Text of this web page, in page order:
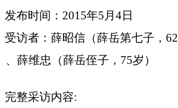
发布时间： 2015年5月4日
受访者：薛昭信（薛岳第七子，
、薛维忠（薛岳侄子，75岁）
完整采访内容: